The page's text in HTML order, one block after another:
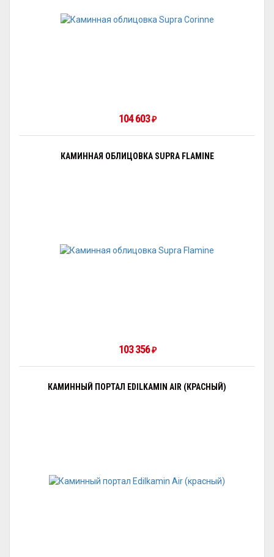
104 603₽
КАМИННАЯ ОБЛИЦОВКА SUPRA FLAMINE
103 356₽
КАМИННЫЙ ПОРТАЛ EDILKAMIN AIR (КРАСНЫЙ)